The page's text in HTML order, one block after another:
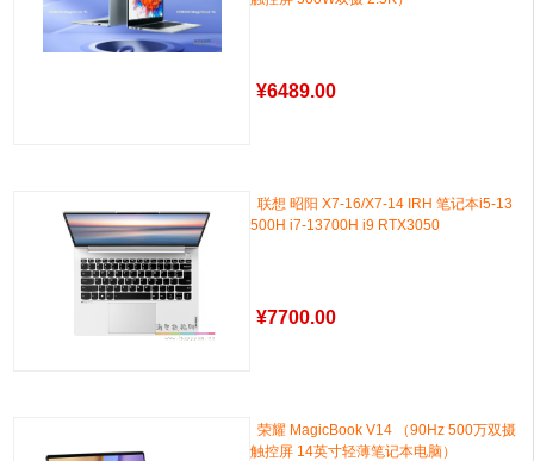
¥6489.00
联想 昭阳 X7-16/X7-14 IRH 笔记本i5-13
500H i7-13700H i9 RTX3050
¥7700.00
荣耀 MagicBook V14 （90Hz 500万双摄
触控屏 14英寸轻薄笔记本电脑）